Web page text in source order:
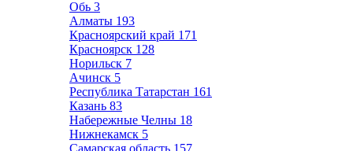
Обь 3
Алматы 193
Красноярский край 171
Красноярск 128
Норильск 7
Ачинск 5
Республика Татарстан 161
Казань 83
Набережные Челны 18
Нижнекамск 5
Самарская область 157